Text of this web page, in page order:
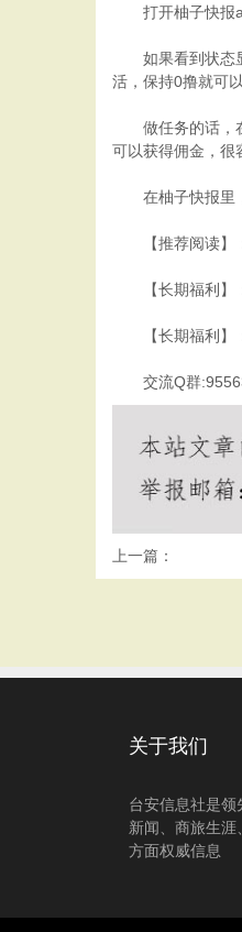
打开柚子快报
如果看到状态显
活，保持0撸就可以
做任务的话，在
可以获得佣金，很
在柚子快报里，
【推荐阅读】：
【长期福利】：
【长期福利】：
交流Q群
上一篇：
关于我们
台安信息社是
新闻、商旅生
方面权威信息